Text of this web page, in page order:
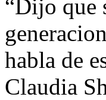
“Dijo que
habla de
Claudia